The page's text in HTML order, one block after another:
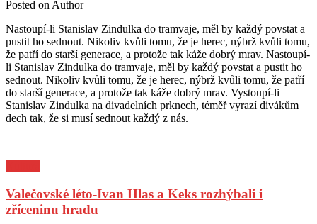
Posted on Author
Nastoupí-li Stanislav Zindulka do tramvaje, měl by každý povstat a
pustit ho sednout. Nikoliv kvůli tomu, že je herec, nýbrž kvůli tomu,
že patří do starší generace, a protože tak káže dobrý mrav. Nastoupí-
li Stanislav Zindulka do tramvaje, měl by každý povstat a pustit ho
sednout. Nikoliv kvůli tomu, že je herec, nýbrž kvůli tomu, že patří
do starší generace, a protože tak káže dobrý mrav. Vystoupí-li
Stanislav Zindulka na divadelních prknech, téměř vyrazí divákům
dech tak, že si musí sednout každý z nás.
Valečovské léto-Ivan Hlas a Keks rozhýbali i
zříceninu hradu